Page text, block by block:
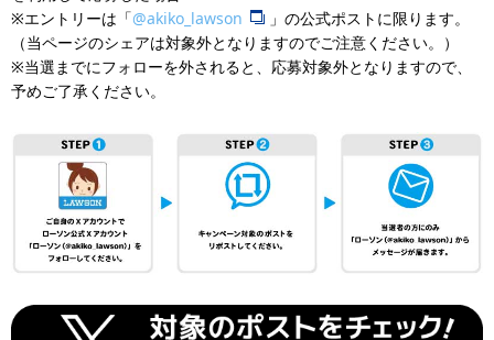
※エントリーは「@akiko_lawson
」の公式ポストに限ります。
（当ページのシェアは対象外となりますのでご注意ください。）
※当選までにフォローを外されると、応募対象外となりますので、
予めご了承ください。